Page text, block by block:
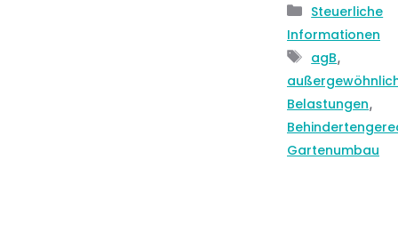
Kategorien
Steuerliche
Informationen
agB,
Belastungen,
Gartenumbau